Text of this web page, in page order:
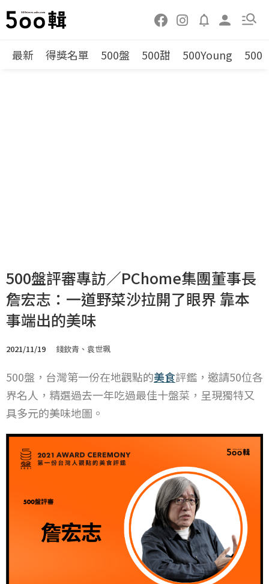
最新 得獎名單 500盤 500甜 500Young 500
500盤評審專訪／PChome集團董事長
詹宏志：一道野菜沙拉開了眼界 靠本
事端出的美味
2021/11/19 錢欽青、袁世珮
500盤，台灣第一份在地觀點的美食評鑑，邀請50位各
界名人，精選過去一年吃過最佳十盤菜，呈現獨特又
具多元的美味地圖。